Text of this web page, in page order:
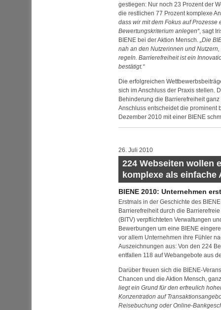
gestiegen: Nur noch 23 Prozent der
die restlichen 77 Prozent komplexe
dass wir mit dem Fokus auf
Bewertungskriterium anlegen , sagt
BIENE bei der Aktion Mensch. Die
nah an den Nutzerinnen und
regeln. Barrierefreiheit ist ein
bestätigt.
Die erfolgreichen
sich im Anschluss der Praxis stellen.
Behinderung die Barrierefreiheit
Anschluss entscheidet die prominent
Dezember 2010 mit einer BIENE
26. Juli 2010
224 Webseiten wollen
komplexe als einfache
BIENE 2010: Unternehmen
Erstmals in der Geschichte des
Barrierefreiheit durch die
(BITV) verpflichteten Verwaltungen
Bewerbungen um eine BIENE
vor allem Unternehmen ihre Fühler
Auszeichnungen aus: Von den 224
entfallen 118 aufWebangebote aus
Darüber freuen sich die BIENE-
Chancen und die Aktion Mensch,
liegt ein Grund für den erfreulich
Konzentration auf
Reisebuchung oderOnline-